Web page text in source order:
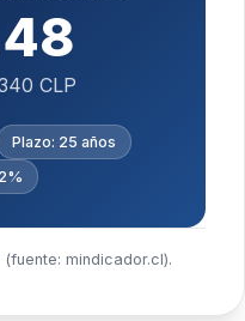
CLP
Plazo: 25 años
(fuente: mindicador.cl).